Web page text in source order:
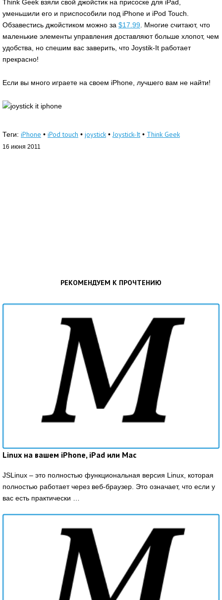
Think Geek взяли свой джойстик на присоске для iPad,
уменьшили его и приспособили под iPhone и iPod Touch.
Обзавестись джойстиком можно за $17.99 . Многие считают, что
маленькие элементы управления доставляют больше хлопот, чем
удобства, но спешим вас заверить, что Joystik-It работает
прекрасно!
Если вы много играете на своем iPhone, лучшего вам не найти!
Теги: iPhone • iPod touch • joystick • Joystick-It • Think Geek
16 июня 2011
РЕКОМЕНДУЕМ К ПРОЧТЕНИЮ
Linux на вашем iPhone, iPad или Mac
JSLinux – это полностью функциональная версия Linux, которая
полностью работает через веб-браузер. Это означает, что если у
вас есть практически …